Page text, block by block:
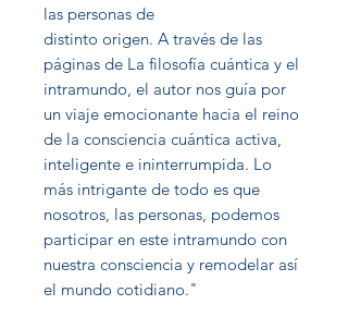
las personas de
distinto origen. A través de las
páginas de La filosofía cuántica y el
intramundo, el autor nos guía por
un viaje emocionante hacia el reino
de la consciencia cuántica activa,
inteligente e ininterrumpida. Lo
más intrigante de todo es que
nosotros, las personas, podemos
participar en este intramundo con
nuestra consciencia y remodelar así
el mundo cotidiano."